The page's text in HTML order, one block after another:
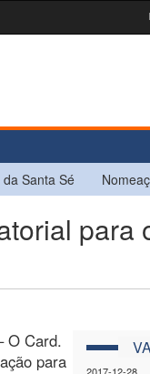
da Santa Sé
para
O Card.
para